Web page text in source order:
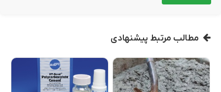
مطالب مرتبط پیشنهادی